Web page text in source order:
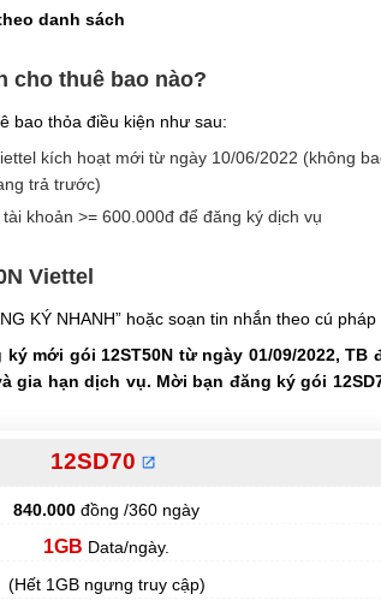
danh sách
cho thuê bao nào?
bao thỏa điều kiện như sau:
kích hoạt mới từ ngày 10/06/2022 (không
trả trước)
khoản >= 600.000đ để đăng ký dịch vụ
Viettel
KÝ NHANH” hoặc soạn tin nhắn theo cú
mới gói 12ST50N từ ngày 01/09/2022, TB
gia hạn dịch vụ. Mời bạn đăng ký gói
12SD70
840.000 đồng /360 ngày
1GB Data/ngày.
(Hết 1GB ngưng truy cập)